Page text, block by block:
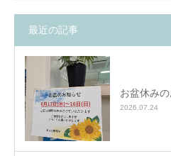
最近の記事
お盆休み
2026.07.24